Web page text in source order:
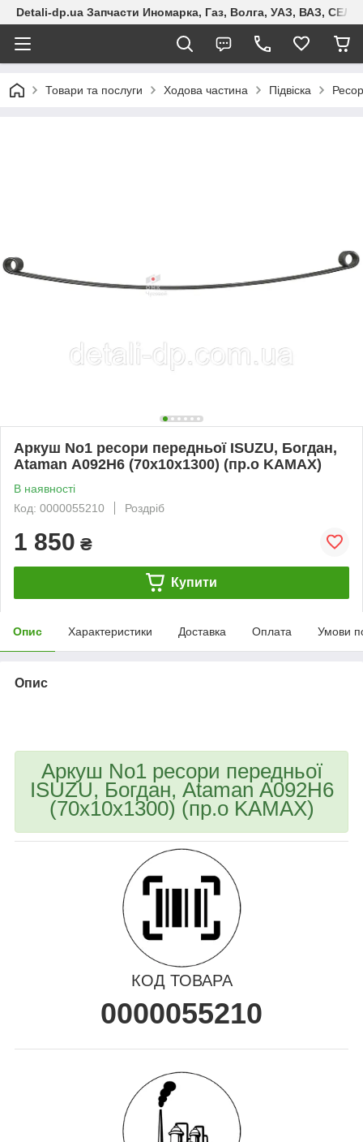
Detali-dp.ua Запчасти Иномарка, Газ, Волга, УАЗ, ВАЗ,
Товари та послуги Ходова частина Підвіска
Аркуш No1 ресори передньої ISUZU, Богдан,
Ataman А092H6 (70х10х1300) (пр.о KAMAX)
В наявності
Код: 0000055210
Роздріб
1 850 ₴
Купити
Опис Характеристики Доставка Оплата Умови
Опис
Аркуш No1 ресори передньої
ISUZU, Богдан, Ataman А092H6
(70х10х1300) (пр.о KAMAX)
КОД ТОВАРА
0000055210